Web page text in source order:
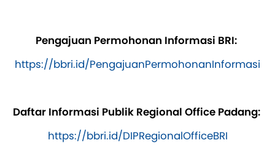
Pengajuan Permohonan Informasi BRI:
https://bbri.id/PengajuanPermohonanInformasi
Daftar Informasi Publik Regional Office Padang:
https://bbri.id/DIPRegionalOfficeBRI